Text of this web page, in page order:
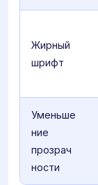
Жирный
шрифт
Уменьше
ние
прозрач
ности